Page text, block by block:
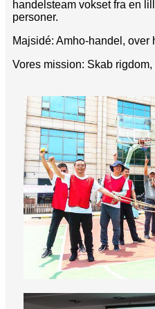
handelsteam vokset fra en
personer.
Majsidé: Amho-handel, over
Vores mission: Skab